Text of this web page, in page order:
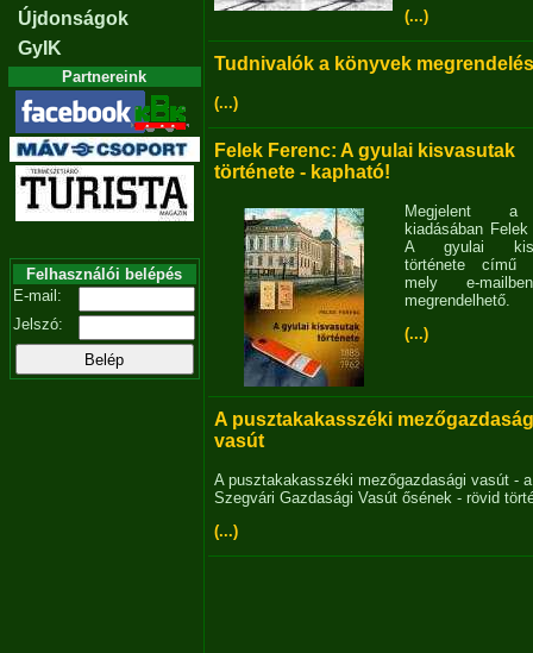
Újdonságok
GyIK
Partnereink
Felhasználói belépés
E-mail:
Jelszó:
(...)
Tudnivalók a könyvek
(...)
Felek Ferenc: A gyulai kisvasutak
története - kapható!
Megjelent
kiadásában
A gyulai
története című
mely e-
megrendelhető.
(...)
A pusztakakasszéki
vasút
A pusztakakasszéki mezőgazdasági vasút - a
Szegvári Gazdasági Vasút ősének - rövid
(...)